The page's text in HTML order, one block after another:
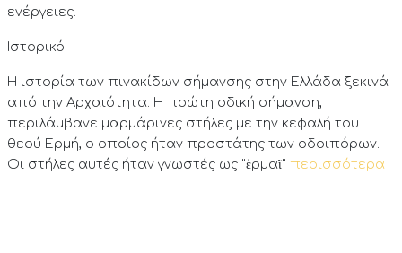
ενέργειες.
Ιστορικό
Η ιστορία των πινακίδων σήμανσης στην Ελλάδα ξεκινά
από την Αρχαιότητα. Η πρώτη οδική σήμανση,
περιλάμβανε μαρμάρινες στήλες με την κεφαλή του
θεού Ερμή, ο οποίος ήταν προστάτης των οδοιπόρων.
Οι στήλες αυτές ήταν γνωστές ως "ἑρμαῖ" περισσότερα